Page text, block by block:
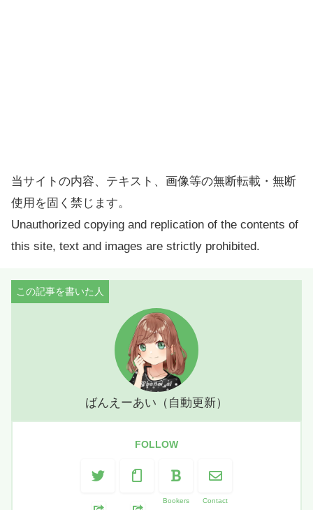
当サイトの内容、テキスト、画像等の無断転載・無断
使用を固く禁じます。
Unauthorized copying and replication of the contents of
this site, text and images are strictly prohibited.
ばんえーあい（自動更新）
FOLLOW
Bookers Contact